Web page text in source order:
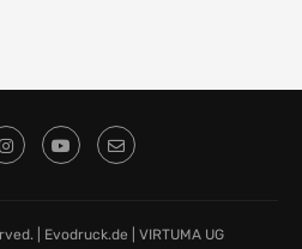
| Evodruck.de | VIRTUMA UG